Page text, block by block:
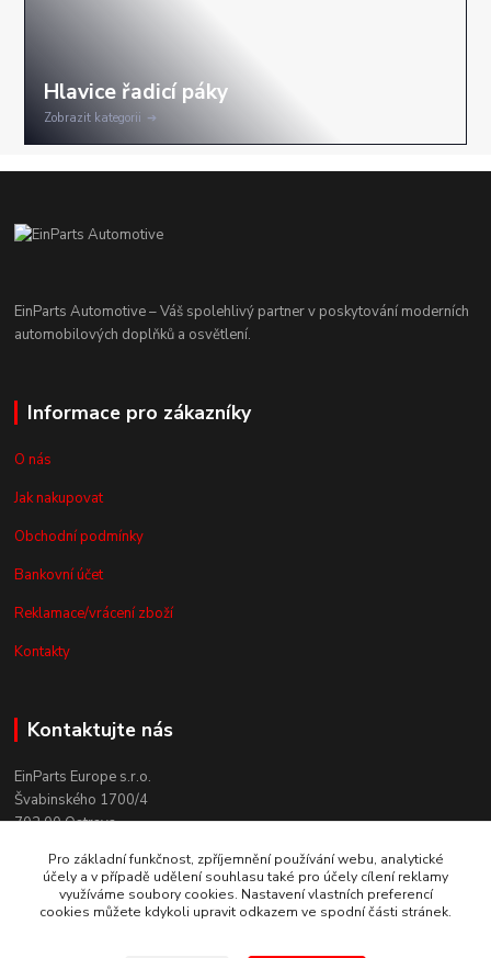
Zobrazit kategorii
EinParts Automotive – Váš spolehlivý partner v poskytování moderních
automobilových doplňků a osvětlení.
Informace pro zákazníky
O nás
Jak nakupovat
Obchodní podmínky
Bankovní účet
Reklamace/vrácení zboží
Kontakty
Kontaktujte nás
EinParts Europe s.r.o.
Švabinského 1700/4
702 00 Ostrava
+420 558 080 004
(po. - pá. 9:00-13:00)
obchod@einparts.cz
Pro základní funkčnost, zpříjemnění používání webu, analytické
účely a v případě udělení souhlasu také pro účely cílení reklamy
využíváme soubory cookies. Nastavení vlastních preferencí
cookies můžete kdykoli upravit odkazem ve spodní části stránek.